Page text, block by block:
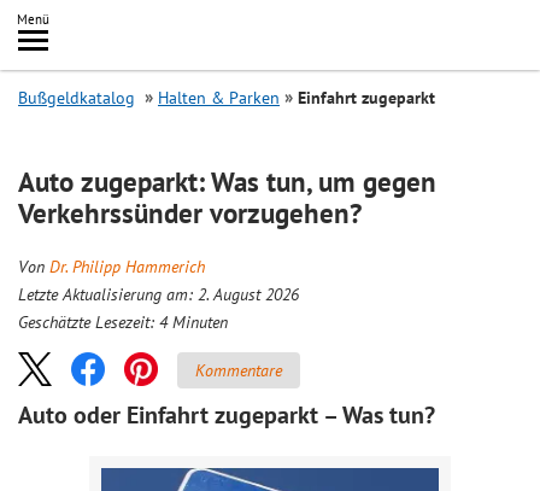
Inhalt
springen
Menü
Search
Bußgeldkatalog Halten & Parken Einfahrt zugeparkt
Auto zugeparkt: Was tun, um gegen
Verkehrssünder vorzugehen?
Von Dr. Philipp Hammerich
Letzte Aktualisierung am: 2. August 2026
Geschätzte Lesezeit: 4 Minuten
Kommentare
Auto oder Einfahrt zugeparkt – Was tun?